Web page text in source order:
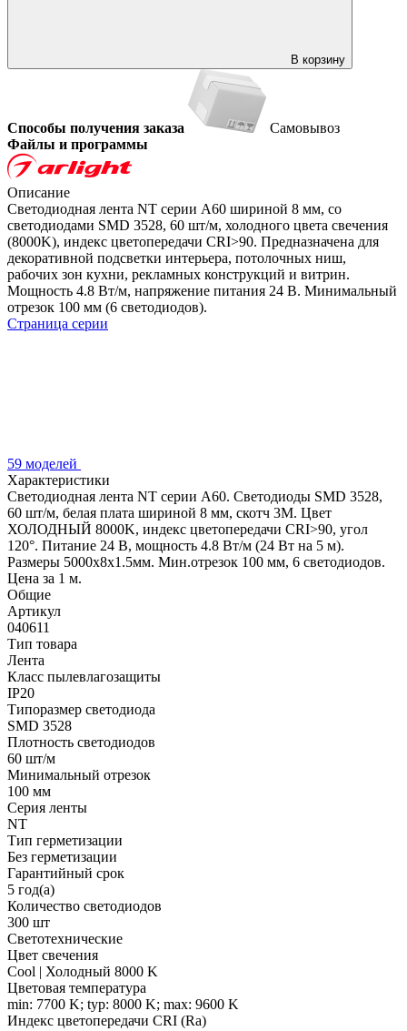
В корзину
Способы получения заказа
Самовывоз
Файлы и программы
Описание
Светодиодная лента NT серии A60 шириной 8 мм, со
светодиодами SMD 3528, 60 шт/м, холодного цвета свечения
(8000K), индекс цветопередачи CRI>90. Предназначена для
декоративной подсветки интерьера, потолочных ниш,
рабочих зон кухни, рекламных конструкций и витрин.
Мощность 4.8 Вт/м, напряжение питания 24 В. Минимальный
отрезок 100 мм (6 светодиодов).
Страница серии
59 моделей
Характеристики
Светодиодная лента NT серии A60. Светодиоды SMD 3528,
60 шт/м, белая плата шириной 8 мм, скотч 3M. Цвет
ХОЛОДНЫЙ 8000K, индекс цветопередачи CRI>90, угол
120°. Питание 24 В, мощность 4.8 Вт/м (24 Вт на 5 м).
Размеры 5000х8x1.5мм. Мин.отрезок 100 мм, 6 светодиодов.
Цена за 1 м.
Общие
Артикул
040611
Тип товара
Лента
Класс пылевлагозащиты
IP20
Типоразмер светодиода
SMD 3528
Плотность светодиодов
60 шт/м
Минимальный отрезок
100 мм
Серия ленты
NT
Тип герметизации
Без герметизации
Гарантийный срок
5 год(а)
Количество светодиодов
300 шт
Светотехнические
Цвет свечения
Cool | Холодный 8000 K
Цветовая температура
min: 7700 K; typ: 8000 K; max: 9600 K
Индекс цветопередачи CRI (Ra)